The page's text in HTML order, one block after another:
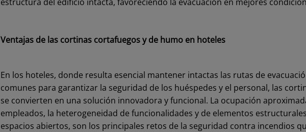
estructura del edificio intacta, favoreciendo la evacuación en mejores
Ventajas de las cortinas cortafuegos y de humo en hoteles
En los hoteles, donde resulta esencial mantener intactas las rutas de
comunes para garantizar la seguridad de los huéspedes y el personal, las
se convierten en una solución innovadora y funcional. La ocupación
empleados, la heterogeneidad de funcionalidades y de elementos
espacios abiertos, son los principales retos de la seguridad contra incendios